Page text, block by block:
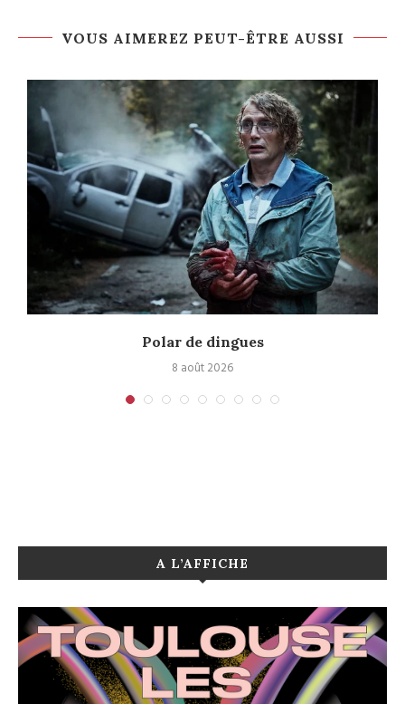
VOUS AIMEREZ PEUT-ÊTRE AUSSI
Polar de dingues
8 août 2026
A L’AFFICHE